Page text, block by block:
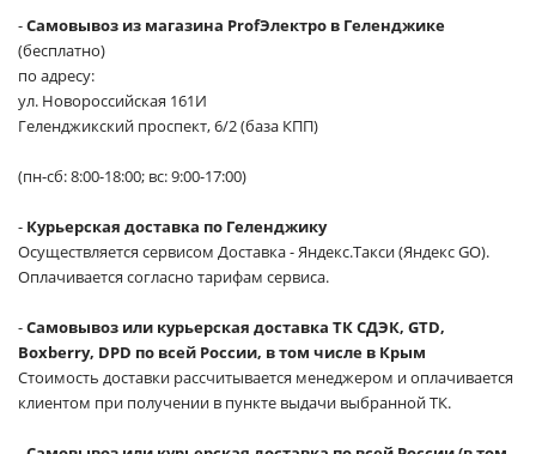
-Самовывоз из магазина ProfЭлектро в Геленджике
(бесплатно)
по адресу:
ул. Новороссийская 161И
Геленджикский проспект, 6/2 (база КПП)
(пн-сб: 8:00-18:00; вс: 9:00-17:00)
- Курьерская доставка по Геленджику
Осуществляется сервисом Доставка - Яндекс.Такси (Яндекс GO).
Оплачивается согласно тарифам сервиса.
-Самовывоз или курьерская доставка ТК СДЭК, GTD,
Boxberry, DPD по всей России, в том числе в Крым
Стоимость доставки рассчитывается менеджером и оплачивается
клиентом при получении в пункте выдачи выбранной ТК.